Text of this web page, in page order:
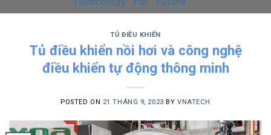
TỦ ĐIỀU KHIỂN
Tủ điều khiển nồi hơi và công nghệ
điều khiển tự động thông minh
POSTED ON 21 THÁNG 9, 2023 BY VNATECH